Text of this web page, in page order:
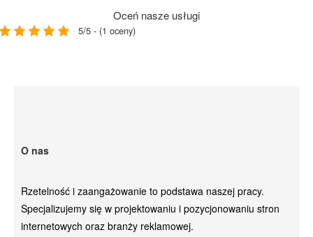
Oceń nasze usługi
5/5 - (1 oceny)
O nas
Rzetelność i zaangażowanie to podstawa naszej pracy.
Specjalizujemy się w projektowaniu i pozycjonowaniu stron
internetowych oraz branży reklamowej.